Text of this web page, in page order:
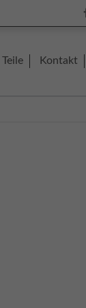
Lorem ipsum dolor
Teile Kontakt